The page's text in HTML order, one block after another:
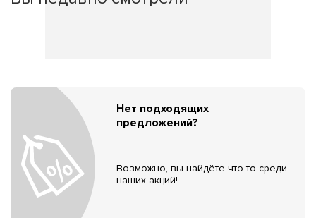
Нет подходящих
предложений?
Возможно, вы найдёте что-то среди
наших акций!